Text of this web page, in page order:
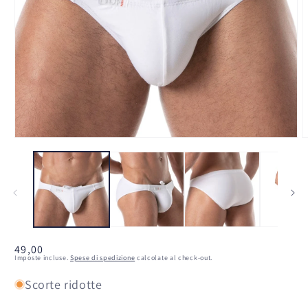
contenuti
multimediali
finestra
modale
Prezzo
di
listino
49,00
Imposte incluse. Spese di spedizione calcolate al check-out.
Scorte ridotte